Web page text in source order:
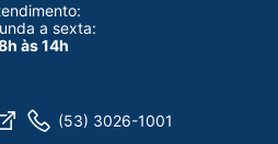
a sexta:
às 14h
(53) 3026-1001